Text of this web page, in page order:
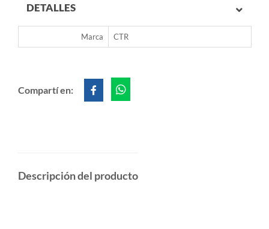
DETALLES
Marca CTR
Compartí en:
Descripción del producto